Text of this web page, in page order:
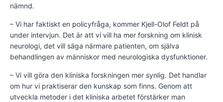
nämnd.
– Vi har faktiskt en policyfråga, kommer Kjell-Olof Feldt på
under intervjun. Det är att vi vill ha mer forskning om klinisk
neurologi, det vill säga närmare patienten, om själva
behandlingen av människor med neurologiska dysfunktioner.
– Vi vill göra den kliniska forskningen mer synlig. Det handlar
om hur vi praktiserar den kunskap som finns. Genom att
utveckla metoder i det kliniska arbetet förstärker man